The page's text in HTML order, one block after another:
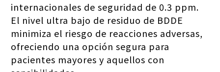
internacionales de seguridad de 0.3 ppm.
El nivel ultra bajo de residuo de BDDE
minimiza el riesgo de reacciones adversas,
ofreciendo una opción segura para
pacientes mayores y aquellos con